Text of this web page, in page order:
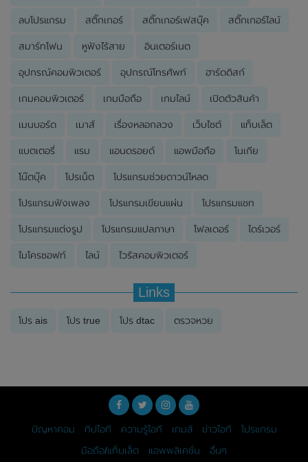
ลบโปรแกรม สติ๊กเกอร์ สติ๊กเกอร์เฟสบุ๊ค สติ๊กเกอร์ไลน์
สมาร์ทโฟน หูฟังไร้สาย อินเตอร์เนต
อุปกรณ์คอมพิวเตอร์ อุปกรณ์โทรศัพท์ ฮาร์ดดิสก์
เกมคอมพิวเตอร์ เกมมือถือ เกมไลน์ เปิดตัวสินค้า
เมนบอร์ด เมาส์ เรื่องหลอกลวง เว็บไซต์ แท็บเล็ต
แบตเตอรี่ แรม แอนดรอยด์ แอพมือถือ โนเกีย
โน๊ตบุ๊ค โปรเน็ต โปรแกรมช่วยดาวน์โหลด
โปรแกรมฟังเพลง โปรแกรมเขียนแผ่น โปรแกรมแชท
โปรแกรมแต่งรูป โปรแกรมแปลภาษา โฟลเดอร์ ไดร์เวอร์
ไมโครซอฟท์ ไลน์ ไวรัสคอมพิวเตอร์
Links
โปร ais โปร true โปร dtac ตรวจหวย
ปัญหาคอม ทิปไอที ความรู้ไอที เกมส์ ข่าวไอที
โปรแกรม
มือถือ/แท็บเล็ต
แอพพลิเคชั่น อื่นๆ